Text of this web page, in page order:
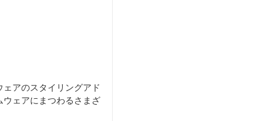
アのスタイリングアド
ェアにまつわるさまざ